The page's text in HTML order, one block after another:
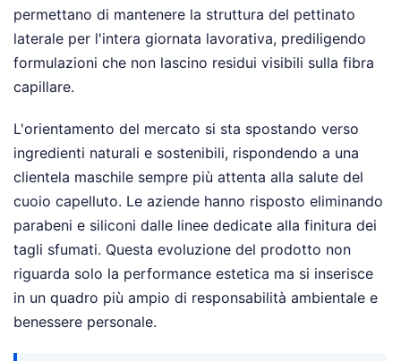
permettano di mantenere la struttura del pettinato
laterale per l'intera giornata lavorativa, prediligendo
formulazioni che non lascino residui visibili sulla fibra
capillare.
L'orientamento del mercato si sta spostando verso
ingredienti naturali e sostenibili, rispondendo a una
clientela maschile sempre più attenta alla salute del
cuoio capelluto. Le aziende hanno risposto eliminando
parabeni e siliconi dalle linee dedicate alla finitura dei
tagli sfumati. Questa evoluzione del prodotto non
riguarda solo la performance estetica ma si inserisce
in un quadro più ampio di responsabilità ambientale e
benessere personale.